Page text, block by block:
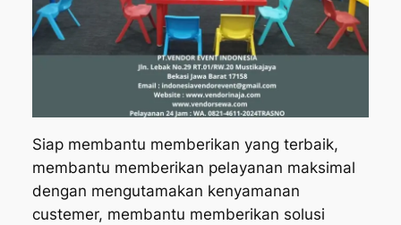
Siap membantu memberikan yang terbaik,
membantu memberikan pelayanan maksimal
dengan mengutamakan kenyamanan
custemer, membantu memberikan solusi